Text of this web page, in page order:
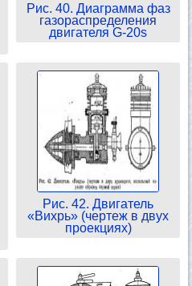
Рис. 40. Диаграмма фаз
газораспределения
двигателя G-20s
Рис. 42. Двигатель
«Вихрь» (чертеж в двух
проекциях)